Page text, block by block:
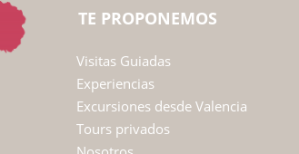
TE PROPONEMOS
Visitas Guiadas
Experiencias
Excursiones desde Valencia
Tours privados